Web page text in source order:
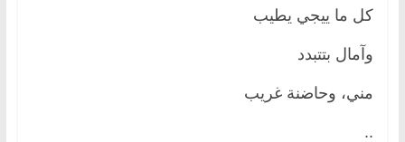
كل ما ييجي يطيب
وآمال بتتبدد
مني، وحاضنة غريب
..